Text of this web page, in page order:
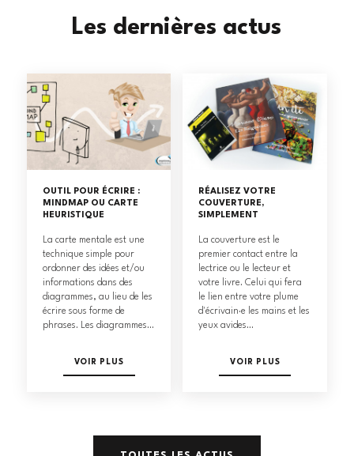
Les dernières actus
OUTIL POUR ÉCRIRE :
MINDMAP OU CARTE
HEURISTIQUE
La carte mentale est une
technique simple pour
ordonner des idées et/ou
informations dans des
diagrammes, au lieu de les
écrire sous forme de
phrases. Les diagrammes...
VOIR PLUS
RÉALISEZ VOTRE
COUVERTURE,
SIMPLEMENT
La couverture est le
premier contact entre la
lectrice ou le lecteur et
votre livre. Celui qui fera
le lien entre votre plume
d'écrivain·e les mains et les
yeux avides...
VOIR PLUS